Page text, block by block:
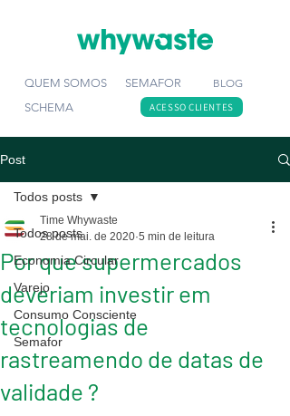
QUEM SOMOS SEMAFOR
BLOG
SCHEMA
ACESSO CLIENTES
Post
Todos posts
Economia Circular
Varejo
Consumo Consciente
Semafor
Todos posts
Por que supermercados
deveriam investir em
tecnologias de
rastreamendo de datas de
validade ?
Time Whywaste
28 de mai. de 2020 5 min de leitura